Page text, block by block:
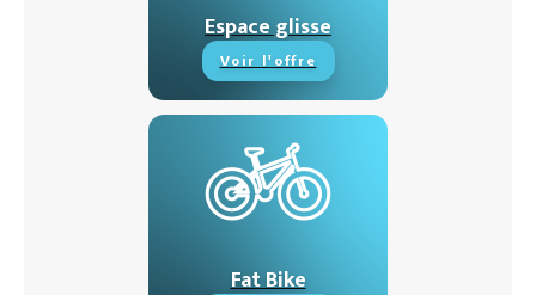
Espace glisse
Voir l'offre
Fat Bike